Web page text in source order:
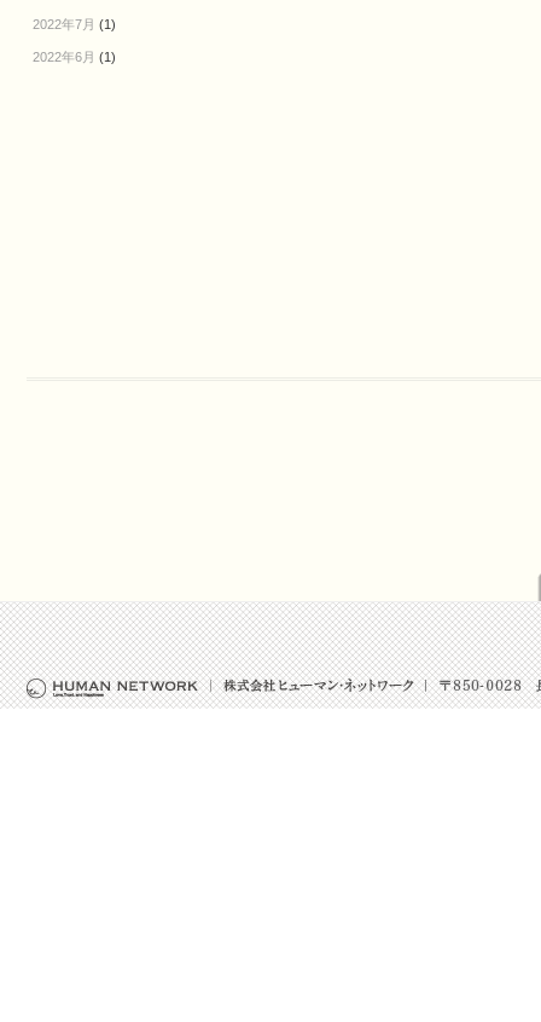
2022年7月 (1)
2022年6月 (1)